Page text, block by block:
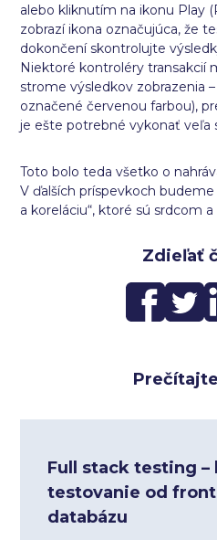
Zdieľať
alebo kliknutím na ikonu Play
zobrazí ikona označujúca, že
dokončení skontrolujte
Niektoré kontroléry transakcií
strome výsledkov zobrazenia
označené červenou farbou),
je ešte potrebné vykonať veľa
Toto bolo teda všetko o
V ďalších príspevkoch
a koreláciu“, ktoré sú srdcom
Full stack testing –
testovanie od
databázu